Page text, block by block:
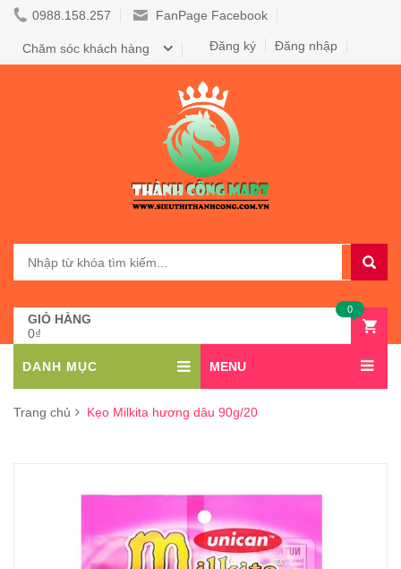
0988.158.257 FanPage Facebook
Đăng nhập
Đăng ký
Chăm sóc khách hàng
GIỎ HÀNG
0₫
0
DANH MỤC MENU
Trang chủ Kẹo Milkita hương dâu 90g/20